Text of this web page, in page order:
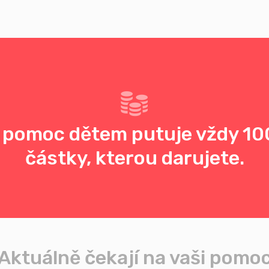
dětem putuje vždy
částky, kterou darujete.
čekají na vaši